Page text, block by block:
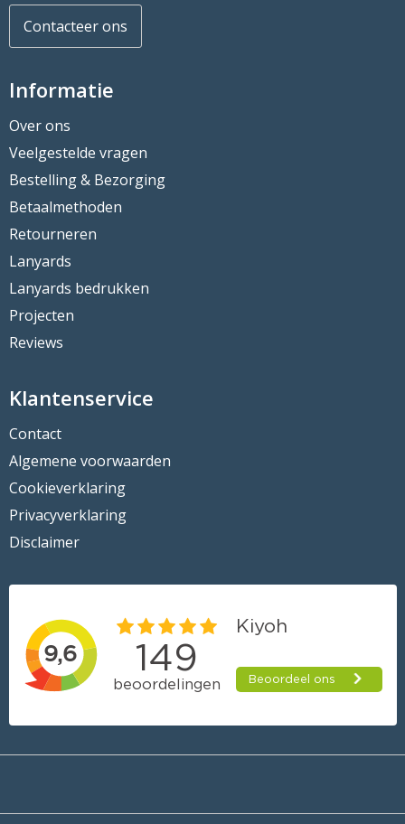
Contacteer ons
Informatie
Over ons
Veelgestelde vragen
Bestelling & Bezorging
Betaalmethoden
Retourneren
Lanyards
Lanyards bedrukken
Projecten
Reviews
Klantenservice
Contact
Algemene voorwaarden
Cookieverklaring
Privacyverklaring
Disclaimer